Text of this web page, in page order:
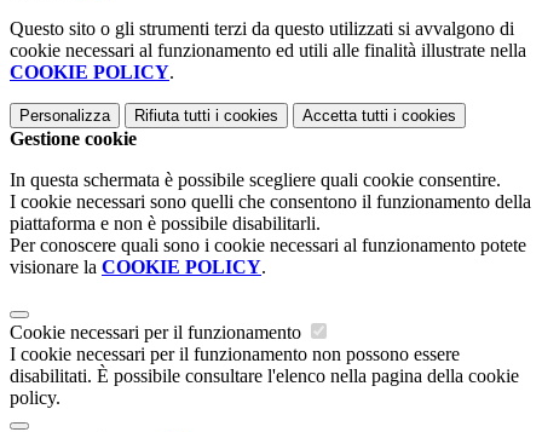
Questo sito o gli strumenti terzi da questo utilizzati si avvalgono di
cookie necessari al funzionamento ed utili alle finalità illustrate nella
COOKIE POLICY.
Personalizza Rifiuta tutti i cookies Accetta tutti i cookies
Gestione cookie
In questa schermata è possibile scegliere quali cookie consentire.
I cookie necessari sono quelli che consentono il funzionamento della
piattaforma e non è possibile disabilitarli.
Per conoscere quali sono i cookie necessari al funzionamento potete
visionare la COOKIE POLICY.
Cookie necessari per il funzionamento
I cookie necessari per il funzionamento non possono essere
disabilitati. È possibile consultare l'elenco nella pagina della cookie
policy.